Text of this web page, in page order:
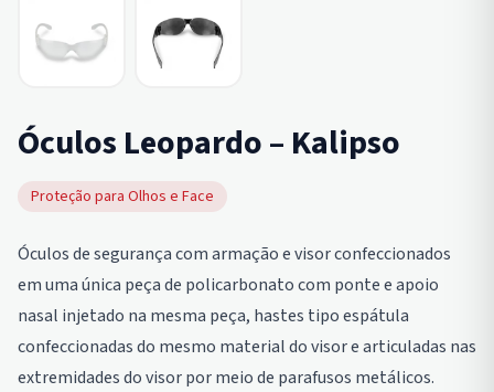
Óculos Leopardo – Kalipso
Proteção para Olhos e Face
Óculos de segurança com armação e visor confeccionados
em uma única peça de policarbonato com ponte e apoio
nasal injetado na mesma peça, hastes tipo espátula
confeccionadas do mesmo material do visor e articuladas nas
extremidades do visor por meio de parafusos metálicos.